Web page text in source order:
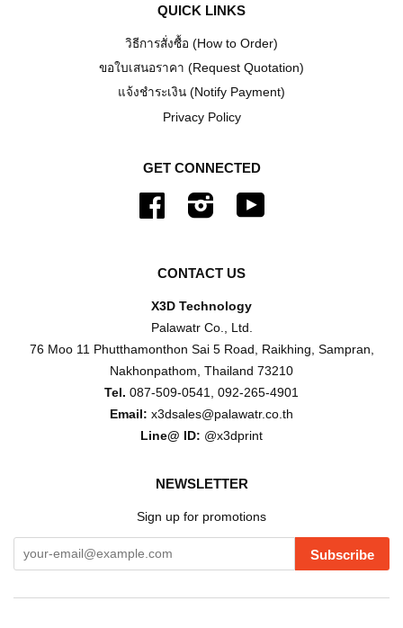
QUICK LINKS
วิธีการสั่งซื้อ (How to Order)
ขอใบเสนอราคา (Request Quotation)
แจ้งชำระเงิน (Notify Payment)
Privacy Policy
GET CONNECTED
Facebook Instagram
CONTACT US
X3D Technology
Palawatr Co., Ltd.
76 Moo 11 Phutthamonthon Sai 5 Road, Raikhing, Sampran,
Nakhonpathom, Thailand 73210
Tel. 087-509-0541, 092-265-4901
Email: x3dsales@palawatr.co.th
Line@ ID: @x3dprint
NEWSLETTER
Sign up for promotions
Subscribe